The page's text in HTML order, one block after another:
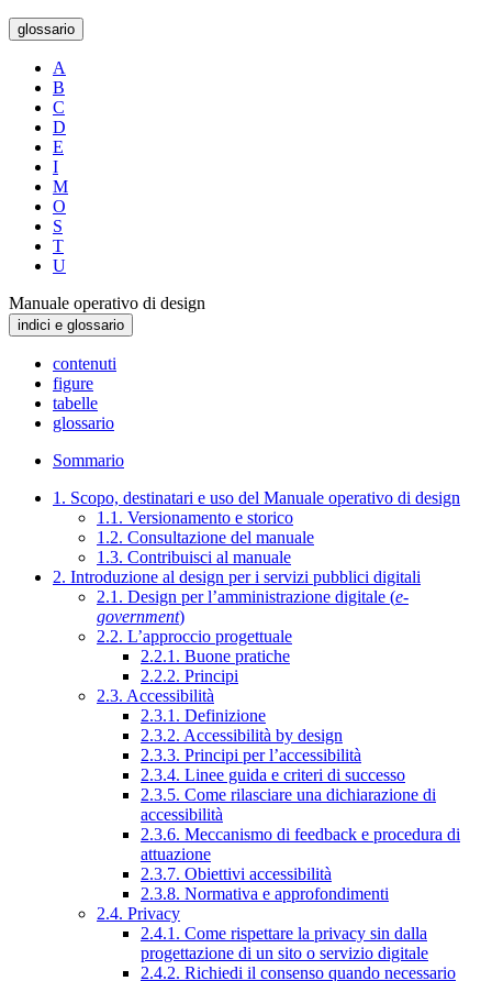
glossario
A
B
C
D
E
I
M
O
S
T
U
Manuale operativo di design
indici e glossario
contenuti
figure
tabelle
glossario
Sommario
1. Scopo, destinatari e uso del Manuale operativo di design
1.1. Versionamento e storico
1.2. Consultazione del manuale
1.3. Contribuisci al manuale
2. Introduzione al design per i servizi pubblici digitali
2.1. Design per l’amministrazione digitale (e-
government)
2.2. L’approccio progettuale
2.2.1. Buone pratiche
2.2.2. Principi
2.3. Accessibilità
2.3.1. Definizione
2.3.2. Accessibilità by design
2.3.3. Principi per l’accessibilità
2.3.4. Linee guida e criteri di successo
2.3.5. Come rilasciare una dichiarazione di
accessibilità
2.3.6. Meccanismo di feedback e procedura di
attuazione
2.3.7. Obiettivi accessibilità
2.3.8. Normativa e approfondimenti
2.4. Privacy
2.4.1. Come rispettare la privacy sin dalla
progettazione di un sito o servizio digitale
2.4.2. Richiedi il consenso quando necessario